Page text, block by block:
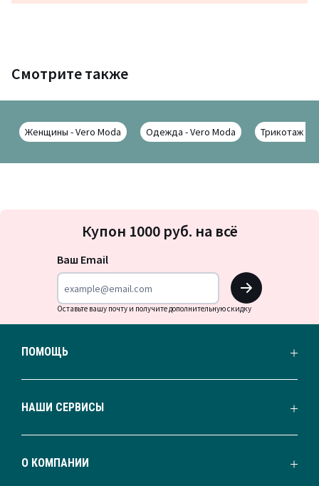
Смотрите также
Женщины - Vero Moda Одежда - Vero Moda Трикотаж -
на
Купон 1000 руб. на всё
Ваш Email
OK
Оставьте вашу почту и получите дополнительную скидку
ПОМОЩЬ
НАШИ СЕРВИСЫ
О КОМПАНИИ